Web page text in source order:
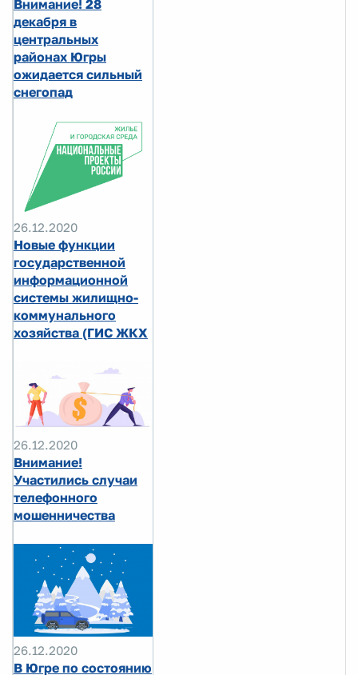
Внимание! 28
декабря в
центральных
районах Югры
ожидается сильный
снегопад
26.12.2020
Новые функции
государственной
информационной
системы жилищно-
коммунального
хозяйства (ГИС ЖКХ
26.12.2020
Внимание!
Участились случаи
телефонного
мошенничества
26.12.2020
В Югре по состоянию